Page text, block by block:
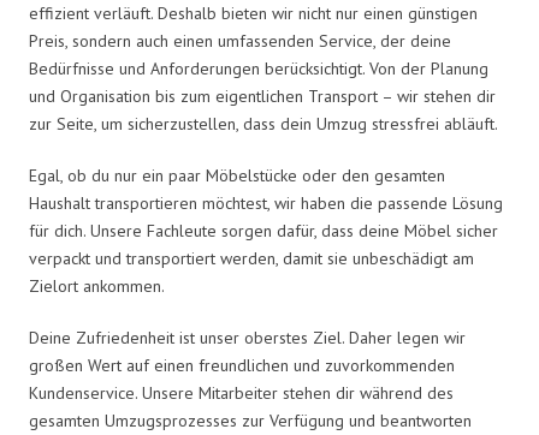
effizient verläuft. Deshalb bieten wir nicht nur einen günstigen
Preis, sondern auch einen umfassenden Service, der deine
Bedürfnisse und Anforderungen berücksichtigt. Von der Planung
und Organisation bis zum eigentlichen Transport – wir stehen dir
zur Seite, um sicherzustellen, dass dein Umzug stressfrei abläuft.
Egal, ob du nur ein paar Möbelstücke oder den gesamten
Haushalt transportieren möchtest, wir haben die passende Lösung
für dich. Unsere Fachleute sorgen dafür, dass deine Möbel sicher
verpackt und transportiert werden, damit sie unbeschädigt am
Zielort ankommen.
Deine Zufriedenheit ist unser oberstes Ziel. Daher legen wir
großen Wert auf einen freundlichen und zuvorkommenden
Kundenservice. Unsere Mitarbeiter stehen dir während des
gesamten Umzugsprozesses zur Verfügung und beantworten